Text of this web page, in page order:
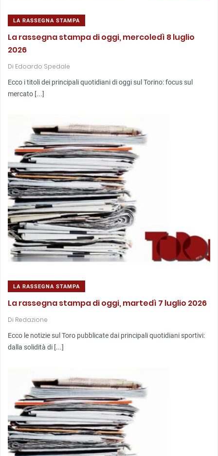
LA RASSEGNA STAMPA
La rassegna stampa di oggi, mercoledì 8 luglio
2026
Di Edoardo Spedale
Ecco i titoli dei principali quotidiani di oggi sul Torino: focus sul
mercato [...]
LA RASSEGNA STAMPA
La rassegna stampa di oggi, martedì 7 luglio 2026
Di Redazione
Ecco le notizie sul Toro pubblicate dai principali quotidiani sportivi:
dalla solidità di [...]